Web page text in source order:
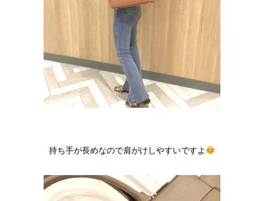
持ち手が長めなので肩がけしやすいですよ